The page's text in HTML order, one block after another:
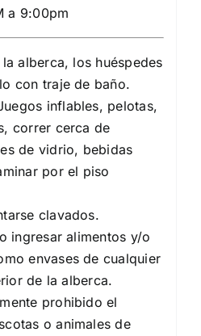
a 9:00pm
alberca, los huéspedes
con traje de baño.
inflables, pelotas,
correr cerca de
de vidrio, bebidas
por el piso
clavados.
ingresar alimentos y/o
envases de cualquier
de la alberca.
prohibido el
o animales de